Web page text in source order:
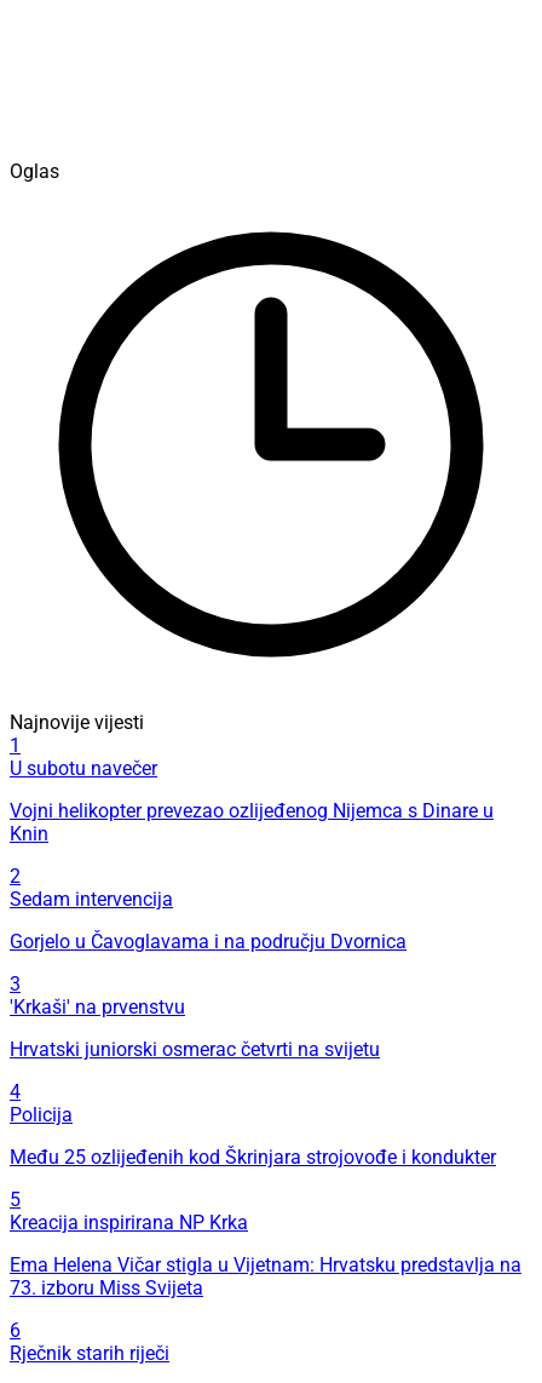
Oglas
Najnovije vijesti
1
U subotu navečer
Vojni helikopter prevezao ozlijeđenog Nijemca s Dinare u
Knin
2
Sedam intervencija
Gorjelo u Čavoglavama i na području Dvornica
3
'Krkaši' na prvenstvu
Hrvatski juniorski osmerac četvrti na svijetu
4
Policija
Među 25 ozlijeđenih kod Škrinjara strojovođe i kondukter
5
Kreacija inspirirana NP Krka
Ema Helena Vičar stigla u Vijetnam: Hrvatsku predstavlja na
73. izboru Miss Svijeta
6
Rječnik starih riječi